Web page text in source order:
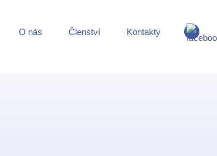
O nás Členství Kontakty